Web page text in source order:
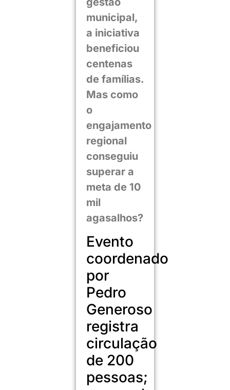
municipal,
a iniciativa
beneficiou
centenas
de famílias.
Mas como
o
engajamento
regional
conseguiu
superar a
meta de 10
mil
agasalhos?
Evento
coordenado
por
Pedro
Generoso
registra
circulação
de 200
pessoas;